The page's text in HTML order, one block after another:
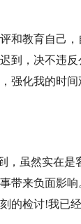
和教育自己
到，决不违
强化我的时间
虽然实在是
带来负面影
的检讨!我已